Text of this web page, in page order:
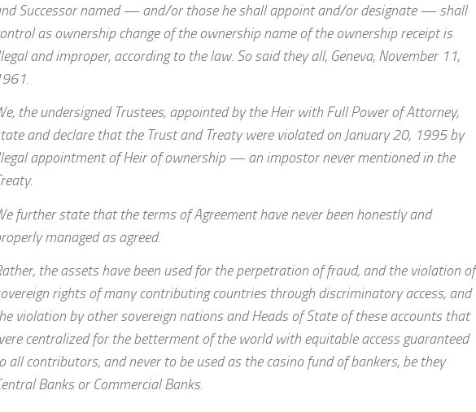
Successor named — and/or those he shall appoint and/or designate — shall
as ownership change of the ownership name of the ownership receipt is
and improper, according to the law. So said they all, Geneva, November 11,
the undersigned Trustees, appointed by the Heir with Full Power of Attorney,
and declare that the Trust and Treaty were violated on January 20, 1995 by
appointment of Heir of ownership — an impostor never mentioned in the
further state that the terms of Agreement have never been honestly and
managed as agreed.
the assets have been used for the perpetration of fraud, and the violation of
rights of many contributing countries through discriminatory access, and
violation by other sovereign nations and Heads of State of these accounts that
centralized for the betterment of the world with equitable access guaranteed
all contributors, and never to be used as the casino fund of bankers, be they
Banks or Commercial Banks.